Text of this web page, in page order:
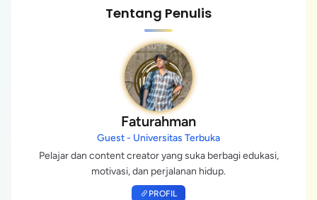
Tentang Penulis
Faturahman
Guest - Universitas Terbuka
Pelajar dan content creator yang suka berbagi edukasi,
motivasi, dan perjalanan hidup.
PROFIL